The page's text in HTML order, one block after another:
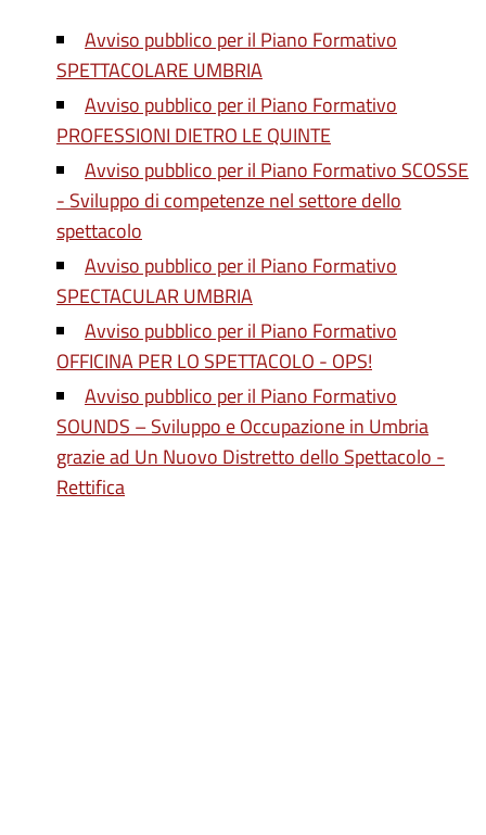
Avviso pubblico per il Piano Formativo
SPETTACOLARE UMBRIA
Avviso pubblico per il Piano Formativo
PROFESSIONI DIETRO LE QUINTE
Avviso pubblico per il Piano Formativo SCOSSE
- Sviluppo di competenze nel settore dello
spettacolo
Avviso pubblico per il Piano Formativo
SPECTACULAR UMBRIA
Avviso pubblico per il Piano Formativo
OFFICINA PER LO SPETTACOLO - OPS!
Avviso pubblico per il Piano Formativo
SOUNDS – Sviluppo e Occupazione in Umbria
grazie ad Un Nuovo Distretto dello Spettacolo -
Rettifica